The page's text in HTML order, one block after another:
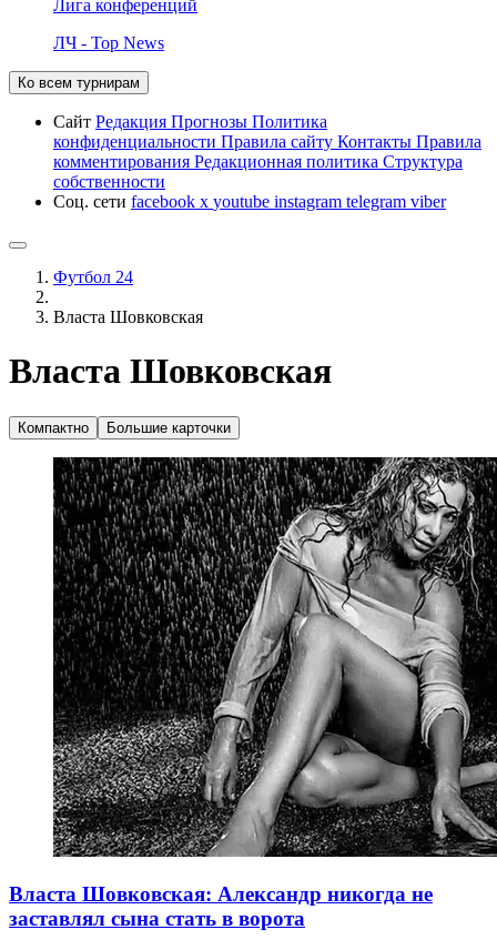
Лига конференций
ЛЧ - Top News
Ко всем турнирам
Сайт Редакция Прогнозы Политика
конфиденциальности Правила сайту Контакты Правила
комментирования Редакционная политика Структура
собственности
Соц. сети facebook x youtube instagram telegram viber
Футбол 24
Власта Шовковская
Власта Шовковская
Компактно Большие карточки
Власта Шовковская: Александр никогда не
заставлял сына стать в ворота